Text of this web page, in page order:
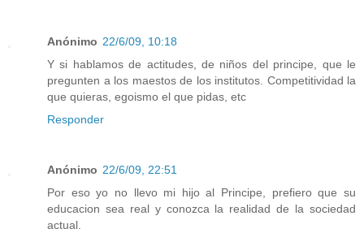
Anónimo 22/6/09, 10:18
Y si hablamos de actitudes, de niños del principe, que le
pregunten a los maestos de los institutos. Competitividad la
que quieras, egoismo el que pidas, etc
Responder
Anónimo 22/6/09, 22:51
Por eso yo no llevo mi hijo al Principe, prefiero que su
educacion sea real y conozca la realidad de la sociedad
actual.